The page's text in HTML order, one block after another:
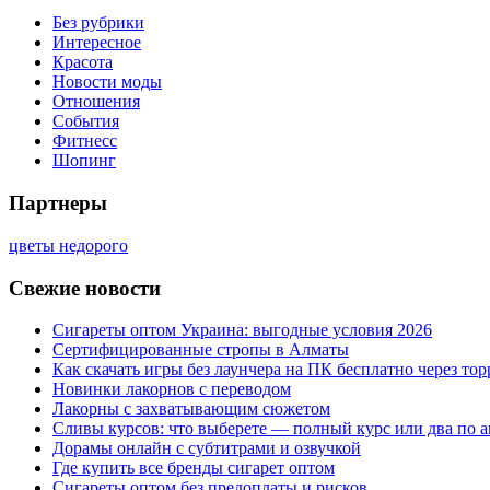
Без рубрики
Интересное
Красота
Новости моды
Отношения
События
Фитнесс
Шопинг
Партнеры
цветы недорого
Свежие новости
Сигареты оптом Украина: выгодные условия 2026
Сертифицированные стропы в Алматы
Как скачать игры без лаунчера на ПК бесплатно через
Новинки лакорнов с переводом
Лакорны с захватывающим сюжетом
Сливы курсов: что выберете — полный курс или два по
Дорамы онлайн с субтитрами и озвучкой
Где купить все бренды сигарет оптом